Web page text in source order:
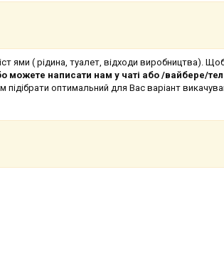
ями ( рідина, туалет, відходи виробництва).
можете написати нам у чаті або /вайбере/
оптимальний для Вас варіант